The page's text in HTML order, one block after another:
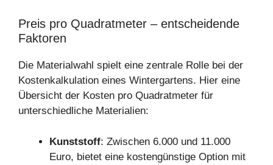
Preis pro Quadratmeter – entscheidende
Faktoren
Die Materialwahl spielt eine zentrale Rolle bei der
Kostenkalkulation eines Wintergartens. Hier eine
Übersicht der Kosten pro Quadratmeter für
unterschiedliche Materialien:
Kunststoff: Zwischen 6.000 und 11.000
Euro, bietet eine kostengünstige Option mit